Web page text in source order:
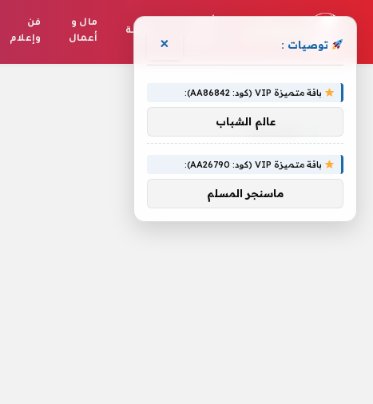
رياضة
مال و
أعمال
فن
وإعلام
مقدونيا
توصيات : ×
باقة متميزة VIP (كود: AA86842):
عالم الشباب
باقة متميزة VIP (كود: AA26790):
ماسنجر المسلم